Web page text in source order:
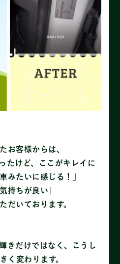
お客様からは、
たけど、ここがキレイに
みたいに感じる！」
持ちが良い」
だいております。
きだけではなく、こうし
く変わります。